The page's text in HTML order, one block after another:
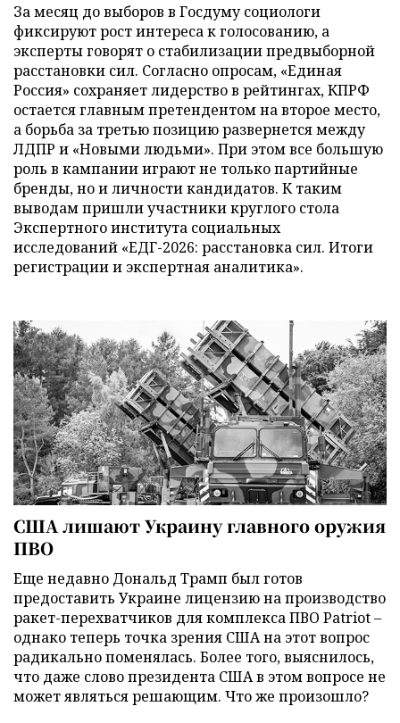
За месяц до выборов в Госдуму социологи
фиксируют рост интереса к голосованию, а
эксперты говорят о стабилизации предвыборной
расстановки сил. Согласно опросам, «Единая
Россия» сохраняет лидерство в рейтингах, КПРФ
остается главным претендентом на второе место,
а борьба за третью позицию развернется между
ЛДПР и «Новыми людьми». При этом все большую
роль в кампании играют не только партийные
бренды, но и личности кандидатов. К таким
выводам пришли участники круглого стола
Экспертного института социальных
исследований «ЕДГ-2026: расстановка сил. Итоги
регистрации и экспертная аналитика».
США лишают Украину главного оружия
ПВО
Еще недавно Дональд Трамп был готов
предоставить Украине лицензию на производство
ракет-перехватчиков для комплекса ПВО Patriot –
однако теперь точка зрения США на этот вопрос
радикально поменялась. Более того, выяснилось,
что даже слово президента США в этом вопросе не
может являться решающим. Что же произошло?